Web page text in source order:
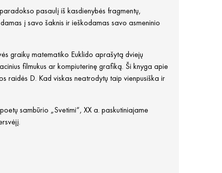
pasaulį iš kasdienybės fragmentų,
į savo šaknis ir ieškodamas savo asmeninio
graikų matematiko Euklido aprašytą dviejų
filmukus ar kompiuterinę grafiką. Ši knyga apie
raidės D. Kad viskas neatrodytų taip vienpusiška ir
sambūrio „Svetimi“, XX a. paskutiniajame